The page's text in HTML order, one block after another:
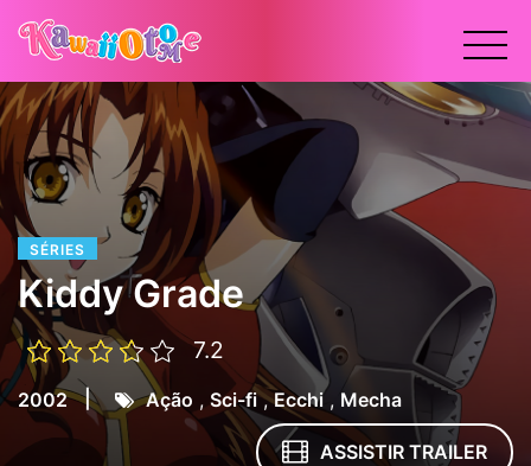
x
SÉRIES
Kiddy Grade
7.2
2002 | Ação , Sci-fi,Ecchi, Mecha
ASSISTIR TRAILER